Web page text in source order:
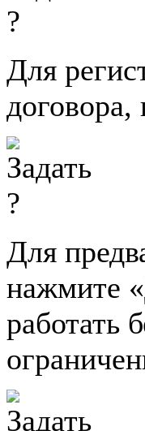
Для
Для
нажмите
работать